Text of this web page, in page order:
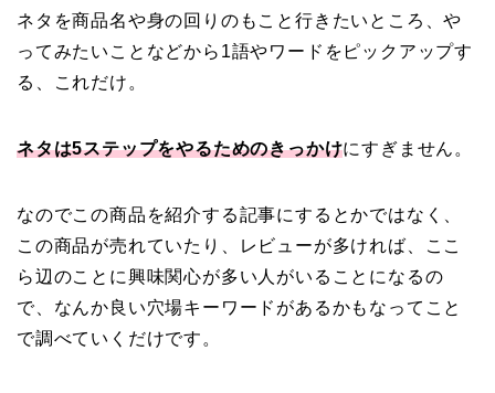
ネタを商品名や身の回りのもこと行きたいところ、や
ってみたいことなどから1語やワードをピックアップす
る、これだけ。
ネタは5ステップをやるためのきっかけにすぎません。
なのでこの商品を紹介する記事にするとかではなく、
この商品が売れていたり、レビューが多ければ、ここ
ら辺のことに興味関心が多い人がいることになるの
で、なんか良い穴場キーワードがあるかもなってこと
で調べていくだけです。